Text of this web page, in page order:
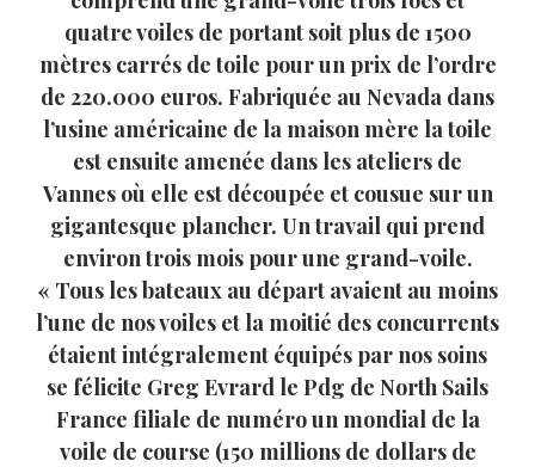
quatre voiles de portant soit plus de 1500
mètres carrés de toile pour un prix de l’ordre
de 220.000 euros. Fabriquée au Nevada dans
l’usine américaine de la maison mère la toile
est ensuite amenée dans les ateliers de
Vannes où elle est découpée et cousue sur un
gigantesque plancher. Un travail qui prend
environ trois mois pour une grand-voile.
« Tous les bateaux au départ avaient au moins
l’une de nos voiles et la moitié des concurrents
étaient intégralement équipés par nos soins
se félicite Greg Evrard le Pdg de North Sails
France filiale de numéro un mondial de la
voile de course (150 millions de dollars de